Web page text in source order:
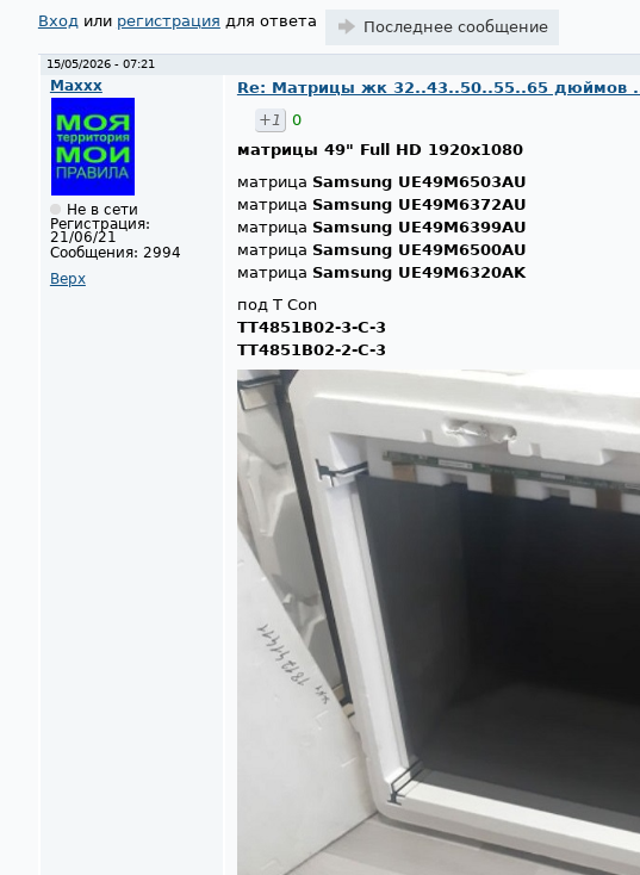
Страницы
Входили регистрация для ответа Последнее сообщение
15/05/2026 - 07:21
Maxxx
Не в сети
Регистрация:
21/06/21
Сообщения: 2994
Верх
Re: Матрицы жк 32..43..50..55..65 дюймов
+1
0
матрицы 49" Full HD 1920x1080
матрица Samsung UE49M6503AU
матрица Samsung UE49M6372AU
матрица Samsung UE49M6399AU
матрица Samsung UE49M6500AU
матрица Samsung UE49M6320AK
под T Con
TT4851B02-3-C-3
TT4851B02-2-C-3